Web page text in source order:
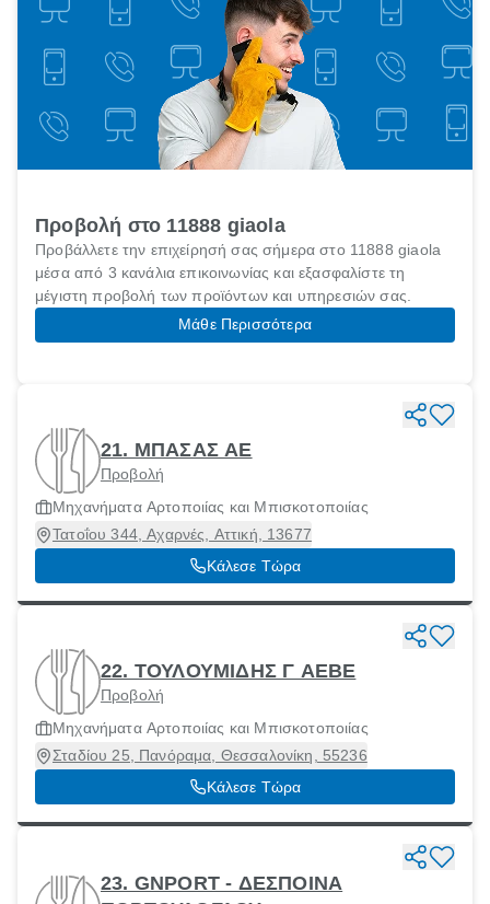
Προβολή στο 11888 giaola
Προβάλλετε την επιχείρησή σας σήμερα στο 11888 giaola
μέσα από 3 κανάλια επικοινωνίας και εξασφαλίστε τη
μέγιστη προβολή των προϊόντων και υπηρεσιών σας.
Μάθε Περισσότερα
21. ΜΠΑΣΑΣ ΑΕ
Προβολή
Μηχανήματα Αρτοποιίας και Μπισκοτοποιίας
Τατοΐου 344, Αχαρνές, Αττική, 13677
Κάλεσε Τώρα
22. ΤΟΥΛΟΥΜΙΔΗΣ Γ ΑΕΒΕ
Προβολή
Μηχανήματα Αρτοποιίας και Μπισκοτοποιίας
Σταδίου 25, Πανόραμα, Θεσσαλονίκη, 55236
Κάλεσε Τώρα
23. GNPORT - ΔΕΣΠΟΙΝΑ